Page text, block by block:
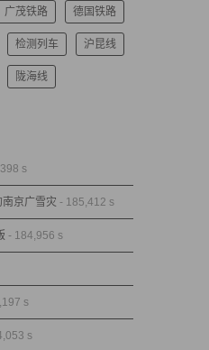
广茂铁路 德国铁路
检测列车 沪昆线
陇海线
s
京广雪灾 - 185,412 s
- 184,956 s
s
s